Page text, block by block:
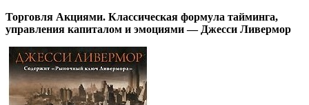
Торговля Акциями. Классическая формула тайминга,
управления капиталом и эмоциями — Джесси Ливермор